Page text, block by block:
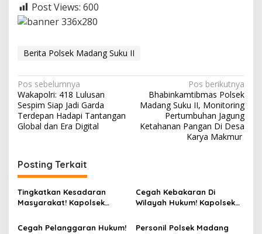
Post Views: 600
Berita Polsek Madang Suku II
N
a
v
i
a
s
i
Pos sebelumnya
Wakapolri: 418 Lulusan
Sespim Siap Jadi Garda
Terdepan Hadapi Tantangan
Global dan Era Digital
Pos berikutnya
Bhabinkamtibmas Polsek
Madang Suku II, Monitoring
Pertumbuhan Jagung
Ketahanan Pangan Di Desa
Karya Makmur
Posting Terkait
Tingkatkan Kesadaran
Masyarakat! Kapolsek
Sosialisasi Antisipasi
Cegah Kebakaran Di
Wilayah Hukum! Kapolsek
Pengecekan Embung Dan
Cegah Pelanggaran Hukum!
Personil Polsek Madang